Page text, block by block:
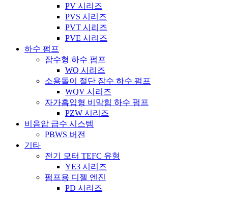
PV 시리즈
PVS 시리즈
PVT 시리즈
PVE 시리즈
하수 펌프
잠수형 하수 펌프
WQ 시리즈
소용돌이 절단 잠수 하수 펌프
WQV 시리즈
자가흡입형 비막힘 하수 펌프
PZW 시리즈
비음압 급수 시스템
PBWS 버전
기타
전기 모터 TEFC 유형
YE3 시리즈
펌프용 디젤 엔진
PD 시리즈